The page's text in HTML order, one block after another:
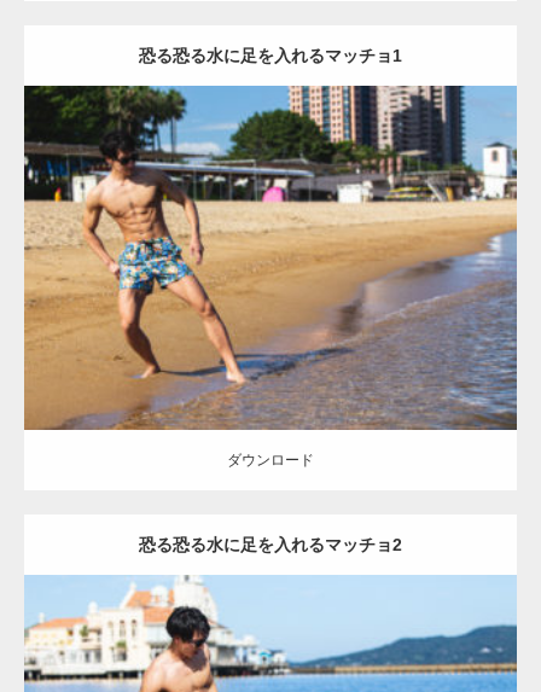
恐る恐る水に足を入れるマッチョ1
Update:2021.07.8
Category:海のマッチョ オレンジの人 AKIHITO(細マッチョ) 腹筋
ダウンロード
ダウンロード
恐る恐る水に足を入れるマッチョ2
Update:2021.07.8
【YouTube】マッチョフリー素材メンバーが
ギネス世界記録…
【TV】TBS番組「ひるおび」にてマッスルプ
ラスが紹介されま…